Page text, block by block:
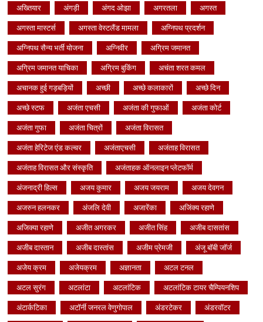
अख्तियार अंगड़ी अंगद ओझा अगरतला अगस्त
अगस्ता मास्टर्स अगस्ता वेस्टलैंड मामला अग्निपथ प्रदर्शन
अग्निपथ सैन्य भर्ती योजना अग्निवीर अग्रिम जमानत
अग्रिम जमानत याचिका अग्रिम बुकिंग अचंता शरत कमल
अचानक हुई गड़बड़ियों अच्छी अच्छे कलाकारों अच्छे दिन
अच्छे स्टफ अजंता एचसी अजंता की गुफाओं अजंता कोर्ट
अजंता गुफा अजंता चित्रों अजंता विरासत
अजंता हेरिटेज एंड कल्चर अजंताएचसी अजंताह विरासत
अजंताह विरासत और संस्कृति अजंताहक ऑनलाइन प्लेटफॉर्म
अंजनाद्री हिल्स अजय कुमार अजय जयराम अजय देवगन
अजरुन हलनकर अंजलि देवी अजारेंका अजिंक्य रहाणे
अजिक्या रहाणे अजीत अगरकर अजीत सिंह अजीब दासतांस
अजीब दास्तान अजीब दास्तांस अजीम प्रेमजी अंजू बॉबी जॉर्ज
अजेय क्रम अजेयक्रम अज्ञानता अटल टनल
अटल सुरंग अटलांटा अटलांटिक अटलांटिक टायर चैम्पियनशिप
अंटार्कटिका अटॉर्नी जनरल वेणुगोपाल अंडरटेकर अंडरवॉटर